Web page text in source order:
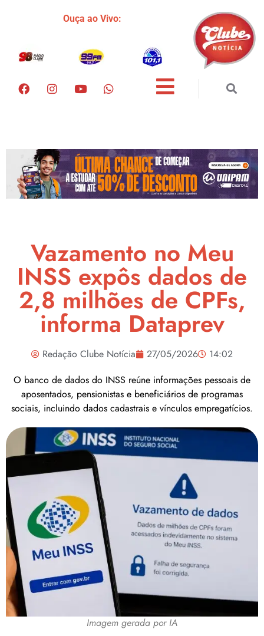
Ouça ao Vivo:
Vazamento no Meu
INSS expôs dados de
2,8 milhões de CPFs,
informa Dataprev
Redação Clube Notícia 27/05/2026
14:02
O banco de dados do INSS reúne informações pessoais de
aposentados, pensionistas e beneficiários de programas
sociais, incluindo dados cadastrais e vínculos empregatícios.
Imagem gerada por IA